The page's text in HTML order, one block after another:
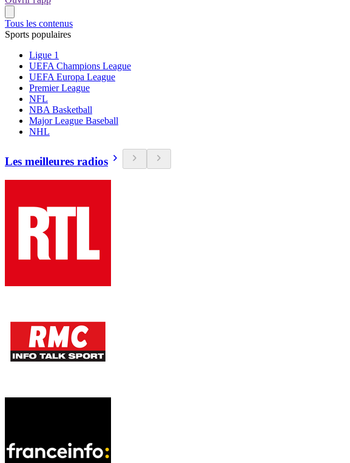
Tous les contenus
Sports populaires
Ligue 1
UEFA Champions League
UEFA Europa League
Premier League
NFL
NBA Basketball
Major League Baseball
NHL
Les meilleures radios